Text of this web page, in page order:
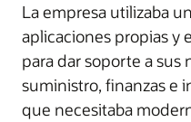
La empresa utilizaba
aplicaciones propias y
para dar soporte a sus
suministro, finanzas e
que necesitaba